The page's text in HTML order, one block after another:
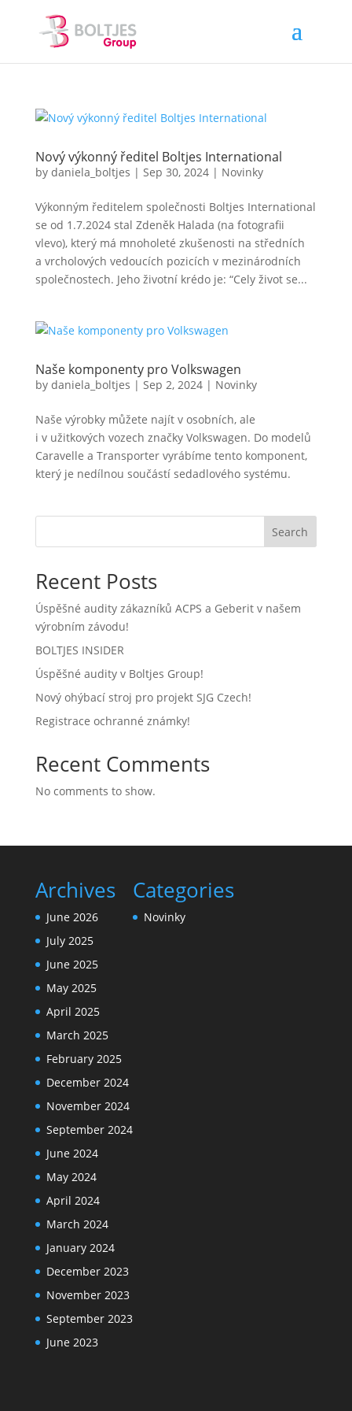
Nový výkonný ředitel Boltjes International
by daniela_boltjes | Sep 30, 2024| Novinky
Výkonným ředitelem společnosti Boltjes International
se od 1.7.2024 stal Zdeněk Halada (na fotografii
vlevo), který má mnoholeté zkušenosti na středních
a vrcholových vedoucích pozicích v mezinárodních
společnostech. Jeho životní krédo je: “Cely život se...
Naše komponenty pro Volkswagen
by daniela_boltjes | Sep 2, 2024| Novinky
Naše výrobky můžete najít v osobních, ale
i v užitkových vozech značky Volkswagen. Do modelů
Caravelle a Transporter vyrábíme tento komponent,
který je nedílnou součástí sedadlového systému.
Search
Recent Posts
Úspěšné audity zákazníků ACPS a Geberit v našem
výrobním závodu!
BOLTJES INSIDER
Úspěšné audity v Boltjes Group!
Nový ohýbací stroj pro projekt SJG Czech!
Registrace ochranné známky!
Recent Comments
No comments to show.
Archives
June 2026
July 2025
June 2025
May 2025
April 2025
March 2025
February 2025
December 2024
November 2024
September 2024
June 2024
May 2024
April 2024
March 2024
January 2024
December 2023
November 2023
September 2023
June 2023
Categories
Novinky